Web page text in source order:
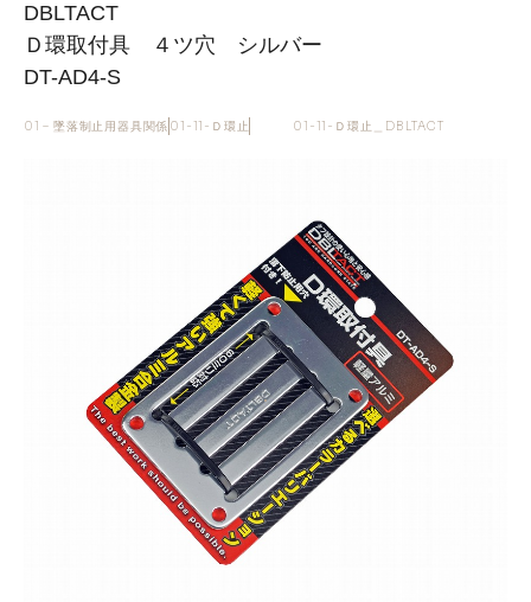
取扱メーカー
採用情報
DBLTACT
Ｄ環取付具 ４ツ穴 シルバー
DT-AD4-S
01 – 墜落制止用器具関係 01-11-Ｄ環止 01-11-Ｄ環止＿DBLTACT